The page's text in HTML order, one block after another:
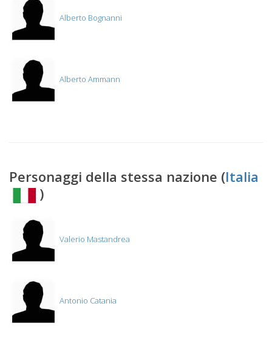
Alberto Bognanni
Alberto Ammann
Personaggi della stessa nazione (Italia
)
Valerio Mastandrea
Antonio Catania